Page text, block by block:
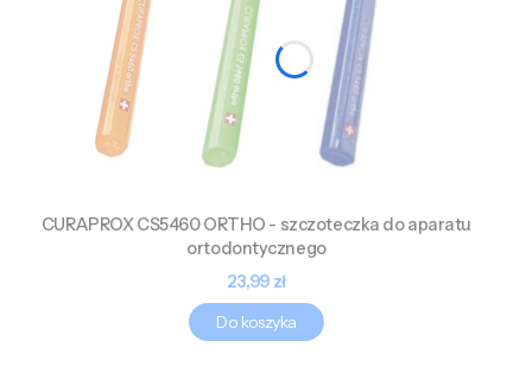
CURAPROX CS5460 ORTHO - szczoteczka do aparatu
ortodontycznego
Cena
23,99 zł
Do koszyka